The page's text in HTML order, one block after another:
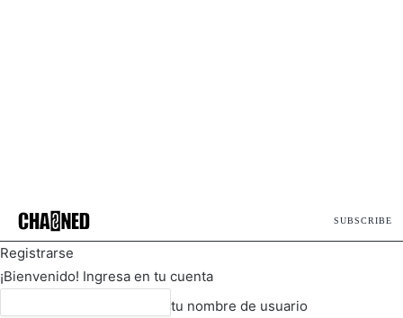
SUBSCRIBE
Registrarse
¡Bienvenido! Ingresa en tu cuenta
tu nombre de usuario